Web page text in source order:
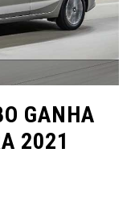
GANHA
2021